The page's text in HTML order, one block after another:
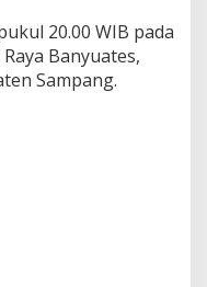
20.00 WIB pada
Banyuates,
Sampang.